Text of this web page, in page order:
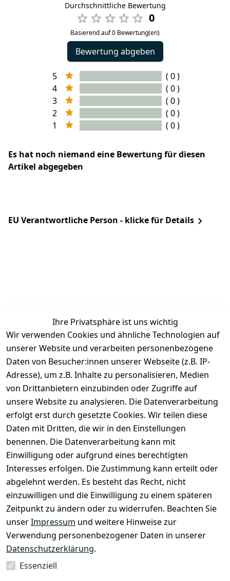
Durchschnittliche Bewertung
0
Basierend auf 0 Bewertung(en)
Bewertung abgeben
5
( 0 )
4
( 0 )
3
( 0 )
2
( 0 )
1
( 0 )
Es hat noch niemand eine Bewertung für diesen
Artikel abgegeben
EU Verantwortliche Person - klicke für Details
Ihre Privatsphäre ist uns wichtig
Wir verwenden Cookies und ähnliche Technologien auf
unserer Website und verarbeiten personenbezogene
Daten von Besucher:innen unserer Webseite (z.B. IP-
Adresse), um z.B. Inhalte zu personalisieren, Medien
von Drittanbietern einzubinden oder Zugriffe auf
unsere Website zu analysieren. Die Datenverarbeitung
erfolgt erst durch gesetzte Cookies. Wir teilen diese
Daten mit Dritten, die wir in den Einstellungen
benennen. Die Datenverarbeitung kann mit
Einwilligung oder aufgrund eines berechtigten
Interesses erfolgen. Die Zustimmung kann erteilt oder
abgelehnt werden. Es besteht das Recht, nicht
einzuwilligen und die Einwilligung zu einem späteren
Zeitpunkt zu ändern oder zu widerrufen. Beachten Sie
unserImpressum und weitere Hinweise zur
Verwendung personenbezogener Daten in unserer
Datenschutzerklärung.
Essenziell
Rechtliches
AGB
Impressum
Datenschutze
rklärung
Widerrufsrec
ht
Services
Kontakt
Kundenservic
e
Zahlung &
Versand
Batteriegeset
z
Newsletter
Unsere
Partner
FAQ
Zahlung &
Versand
Kontakt
+49
Mail:
info@select
Unter den
Weingärten 42
63546
Hammersbach
selected-lights
selected-